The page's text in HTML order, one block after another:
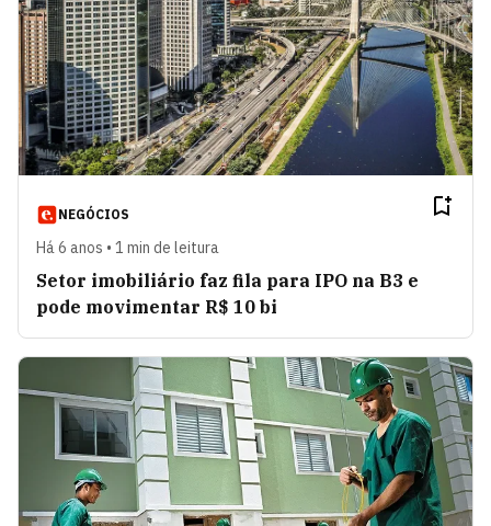
NEGÓCIOS
Há 6 anos • 1 min de leitura
Setor imobiliário faz fila para IPO na B3 e
pode movimentar R$ 10 bi